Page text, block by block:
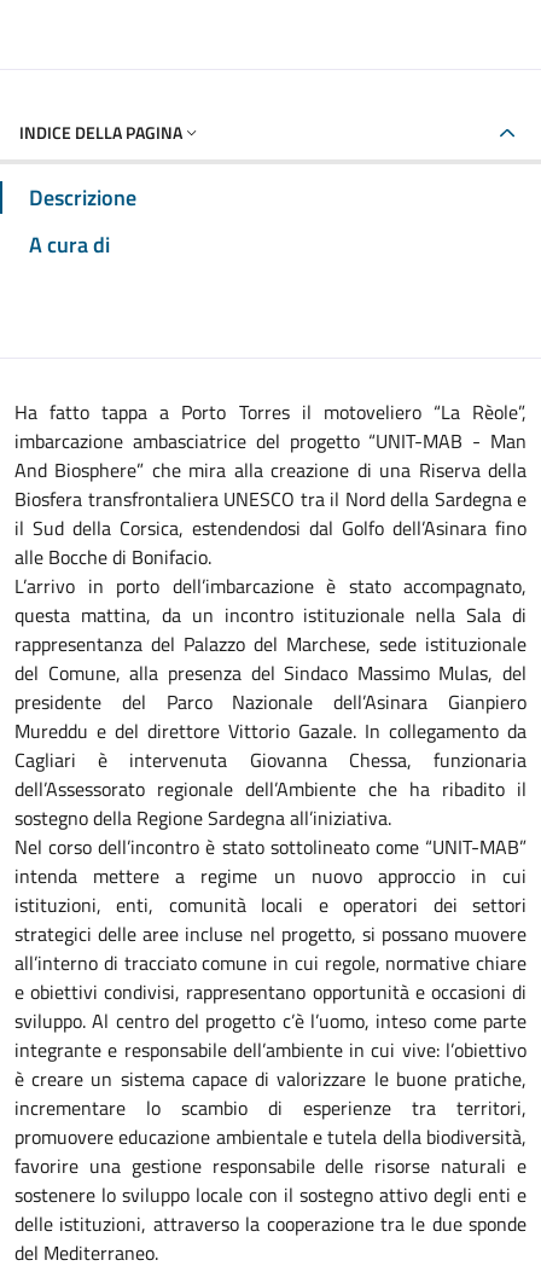
INDICE DELLA PAGINA
Descrizione
A cura di
Ha fatto tappa a Porto Torres il motoveliero “La Rèole”,
imbarcazione ambasciatrice del progetto “UNIT-MAB - Man
And Biosphere” che mira alla creazione di una Riserva della
Biosfera transfrontaliera UNESCO tra il Nord della Sardegna e
il Sud della Corsica, estendendosi dal Golfo dell’Asinara fino
alle Bocche di Bonifacio.
L’arrivo in porto dell’imbarcazione è stato accompagnato,
questa mattina, da un incontro istituzionale nella Sala di
rappresentanza del Palazzo del Marchese, sede istituzionale
del Comune, alla presenza del Sindaco Massimo Mulas, del
presidente del Parco Nazionale dell’Asinara Gianpiero
Mureddu e del direttore Vittorio Gazale. In collegamento da
Cagliari è intervenuta Giovanna Chessa, funzionaria
dell’Assessorato regionale dell’Ambiente che ha ribadito il
sostegno della Regione Sardegna all’iniziativa.
Nel corso dell’incontro è stato sottolineato come “UNIT-MAB”
intenda mettere a regime un nuovo approccio in cui
istituzioni, enti, comunità locali e operatori dei settori
strategici delle aree incluse nel progetto, si possano muovere
all’interno di tracciato comune in cui regole, normative chiare
e obiettivi condivisi, rappresentano opportunità e occasioni di
sviluppo. Al centro del progetto c’è l’uomo, inteso come parte
integrante e responsabile dell’ambiente in cui vive: l’obiettivo
è creare un sistema capace di valorizzare le buone pratiche,
incrementare lo scambio di esperienze tra territori,
promuovere educazione ambientale e tutela della biodiversità,
favorire una gestione responsabile delle risorse naturali e
sostenere lo sviluppo locale con il sostegno attivo degli enti e
delle istituzioni, attraverso la cooperazione tra le due sponde
del Mediterraneo.